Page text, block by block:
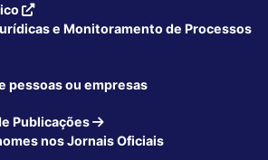
e Monitoramento de Processos
pessoas ou empresas
Publicações
nos Jornais Oficiais